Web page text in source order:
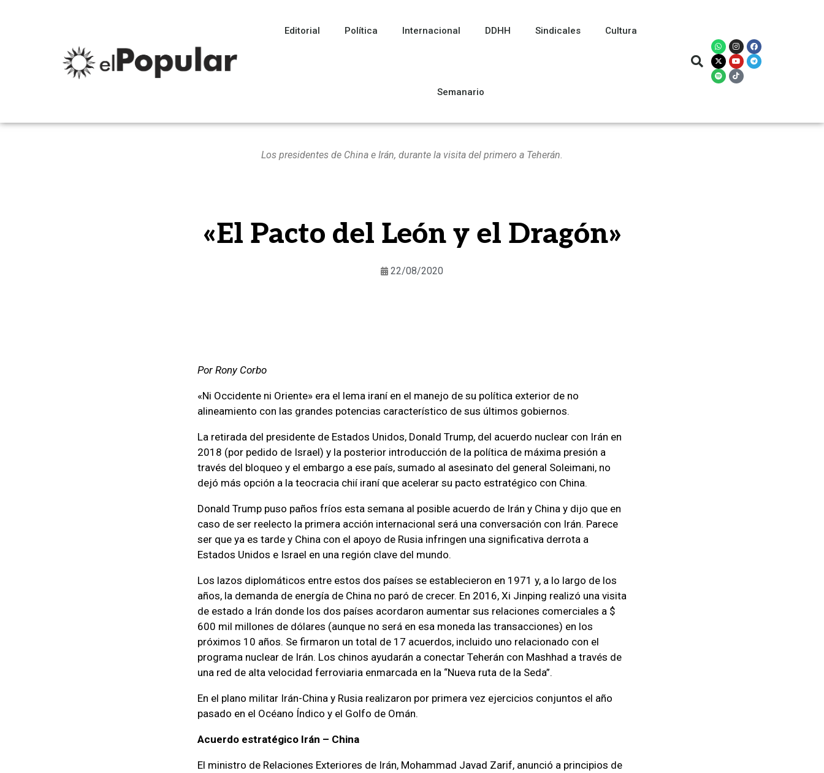
Editorial Política Internacional DDHH Sindicales Cultura
Semanario
Los presidentes de China e Irán, durante la visita del primero a Teherán.
«El Pacto del León y el Dragón»
22/08/2020
Por Rony Corbo
«Ni Occidente ni Oriente» era el lema iraní en el manejo de su política exterior de no
alineamiento con las grandes potencias característico de sus últimos gobiernos.
La retirada del presidente de Estados Unidos, Donald Trump, del acuerdo nuclear con Irán en
2018 (por pedido de Israel) y la posterior introducción de la política de máxima presión a
través del bloqueo y el embargo a ese país, sumado al asesinato del general Soleimani, no
dejó más opción a la teocracia chií iraní que acelerar su pacto estratégico con China.
Donald Trump puso paños fríos esta semana al posible acuerdo de Irán y China y dijo que en
caso de ser reelecto la primera acción internacional será una conversación con Irán. Parece
ser que ya es tarde y China con el apoyo de Rusia infringen una significativa derrota a
Estados Unidos e Israel en una región clave del mundo.
Los lazos diplomáticos entre estos dos países se establecieron en 1971 y, a lo largo de los
años, la demanda de energía de China no paró de crecer. En 2016, Xi Jinping realizó una visita
de estado a Irán donde los dos países acordaron aumentar sus relaciones comerciales a $
600 mil millones de dólares (aunque no será en esa moneda las transacciones) en los
próximos 10 años. Se firmaron un total de 17 acuerdos, incluido uno relacionado con el
programa nuclear de Irán. Los chinos ayudarán a conectar Teherán con Mashhad a través de
una red de alta velocidad ferroviaria enmarcada en la “Nueva ruta de la Seda”.
En el plano militar Irán-China y Rusia realizaron por primera vez ejercicios conjuntos el año
pasado en el Océano Índico y el Golfo de Omán.
Acuerdo estratégico Irán – China
El ministro de Relaciones Exteriores de Irán, Mohammad Javad Zarif, anunció a principios de